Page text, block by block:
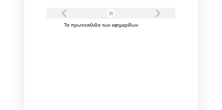
Τα πρωτοσέλιδα των εφημερίδων